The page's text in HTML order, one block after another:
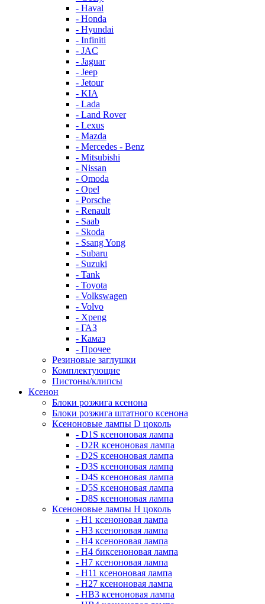
- Haval
- Honda
- Hyundai
- Infiniti
- JAC
- Jaguar
- Jeep
- Jetour
- KIA
- Lada
- Land Rover
- Lexus
- Mazda
- Mercedes - Benz
- Mitsubishi
- Nissan
- Omoda
- Opel
- Porsche
- Renault
- Saab
- Skoda
- Ssang Yong
- Subaru
- Suzuki
- Tank
- Toyota
- Volkswagen
- Volvo
- Xpeng
- ГАЗ
- Камаз
- Прочее
Резиновые заглушки
Комплектующие
Пистоны/клипсы
Ксенон
Блоки розжига ксенона
Блоки розжига штатного ксенона
Ксеноновые лампы D цоколь
- D1S ксеноновая лампа
- D2R ксеноновая лампа
- D2S ксеноновая лампа
- D3S ксеноновая лампа
- D4S ксеноновая лампа
- D5S ксеноновая лампа
- D8S ксеноновая лампа
Ксеноновые лампы Н цоколь
- H1 ксеноновая лампа
- H3 ксеноновая лампа
- H4 ксеноновая лампа
- H4 биксеноновая лампа
- H7 ксеноновая лампа
- H11 ксеноновая лампа
- H27 ксеноновая лампа
- HB3 ксеноновая лампа